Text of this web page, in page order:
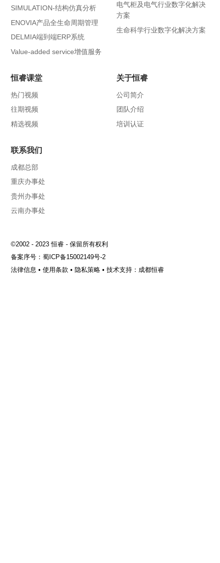
SIMULATION-结构仿真分析
ENOVIA产品全生命周期管理
DELMIA端到端ERP系统
Value-added service增值服务
电气柜及电气行业数字化解决
方案
生命科学行业数字化解决方案
恒睿课堂
热门视频
往期视频
精选视频
关于恒睿
公司简介
团队介绍
培训认证
联系我们
成都总部
重庆办事处
贵州办事处
云南办事处
©2002 - 2023 恒睿 - 保留所有权利
备案序号：蜀ICP备15002149号-2
法律信息 •使用条款 • 隐私策略 •技术支持：成都恒睿